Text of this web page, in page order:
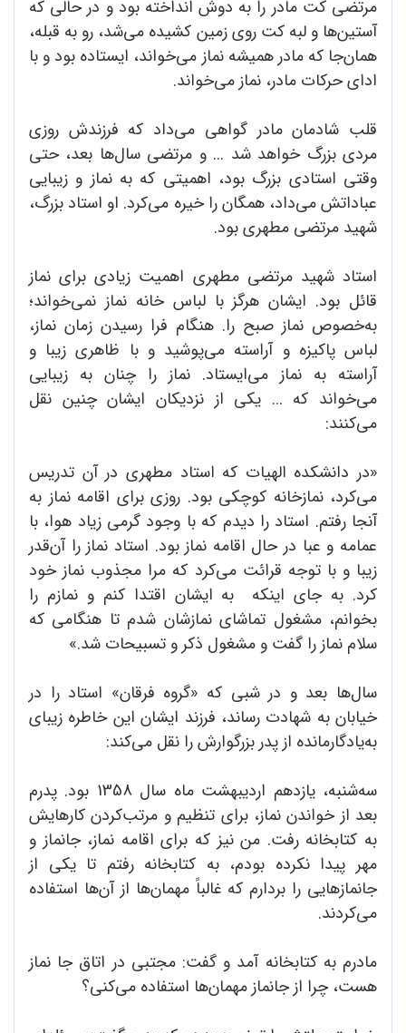
مرتضی کت مادر را به دوش انداخته بود و در حالی که
آستین‌ها و لبه کت روی زمین کشیده می‌شد، رو به قبله،
همان‌جا که مادر همیشه نماز می‌خواند، ایستاده بود و با
ادای حرکات مادر، نماز می‌خواند.
قلب شادمان مادر گواهی می‌داد که فرزندش روزی
مردی بزرگ خواهد شد ... و مرتضی سال‌ها بعد، حتی
وقتی استادی بزرگ بود، اهمیتی که به نماز و زیبایی
عباداتش می‌داد، همگان را خیره می‌کرد. او استاد بزرگ،
شهید مرتضی مطهری بود.
استاد شهید مرتضی مطهری اهمیت زیادی برای نماز
قائل بود. ایشان هرگز با لباس خانه نماز نمی‌خواند؛
به‌خصوص نماز صبح را. هنگام فرا رسیدن زمان نماز،
لباس پاکیزه و آراسته می‌پوشید و با ظاهری زیبا و
آراسته به نماز می‌ایستاد. نماز را چنان به زیبایی
می‌خواند که ... یکی از نزدیکان ایشان چنین نقل
می‌کنند:
«در دانشکده الهیات که استاد مطهری در آن تدریس
می‌کرد، نمازخانه کوچکی بود. روزی برای اقامه نماز به
آنجا رفتم. استاد را دیدم که با وجود گرمی زیاد هوا، با
عمامه و عبا در حال اقامه نماز بود. استاد نماز را آن‌قدر
زیبا و با توجه قرائت می‌کرد که مرا مجذوب نماز خود
کرد. به جای اینکه به ایشان اقتدا کنم و نمازم را
بخوانم، مشغول تماشای نمازشان شدم تا هنگامی که
سلام نماز را گفت و مشغول ذکر و تسبیحات شد.»
سال‌ها بعد و در شبی که «گروه فرقان» استاد را در
خیابان به شهادت رساند، فرزند ایشان این خاطره زیبای
به‌یادگارمانده از پدر بزرگوارش را نقل می‌کند:
سه‌شنبه، یازدهم اردیبهشت ماه سال 1358 بود. پدرم
بعد از خواندن نماز، برای تنظیم و مرتب‌کردن کارهایش
به کتابخانه رفت. من نیز که برای اقامه نماز، جانماز و
مهر پیدا نکرده بودم، به کتابخانه رفتم تا یکی از
جانمازهایی را بردارم که غالباً مهمان‌ها از آن‌ها استفاده
می‌کردند.
مادرم به کتابخانه آمد و گفت: مجتبی در اتاق جا نماز
هست، چرا از جانماز مهمان‌ها استفاده می‌کنی؟